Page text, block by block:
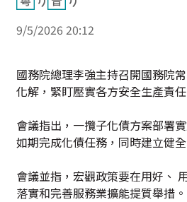
9/5/2026 20:12
國務院總理李強主持召開國務院
化解，緊盯壓實各方安全生產責
會議指出，一攬子化債方案部署
如期完成化債任務，同時建立健
會議並指，宏觀政策要在用好、
落實和完善服務業擴能提質舉措。